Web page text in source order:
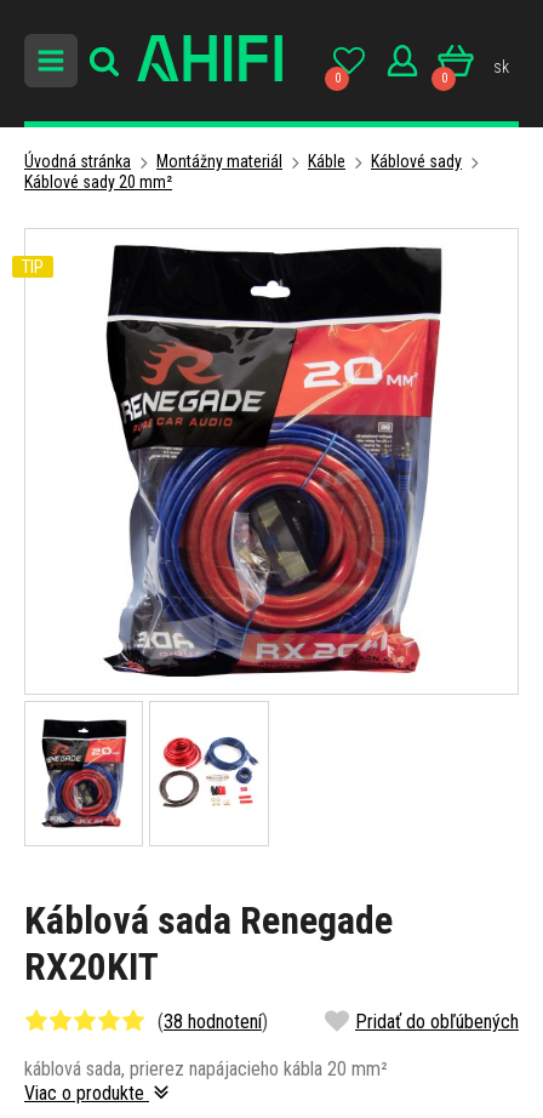
0 0
sk
Úvodná stránka Montážny materiál Káble
Káblové sady
Káblové sady 20 mm²
Káblová sada Renegade
RX20KIT
(38 hodnotení) Pridať do obľúbených
káblová sada, prierez napájacieho kábla 20 mm²
Viac o produkte
TIP